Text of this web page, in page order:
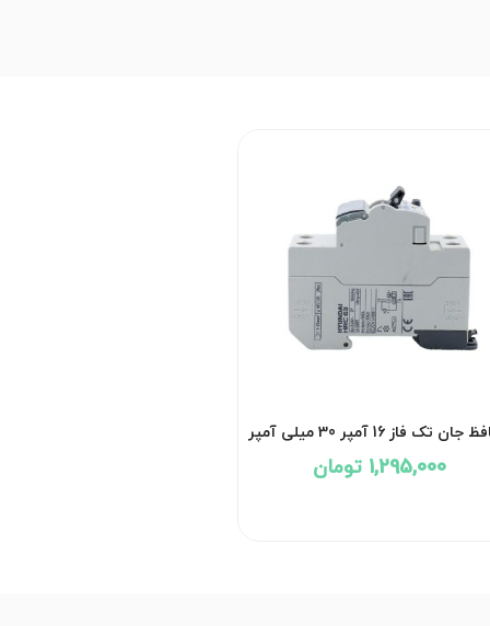
محافظ جان تک فاز 16 آمپر 30 میلی آمپر
هیوندای
1,295,000 تومان